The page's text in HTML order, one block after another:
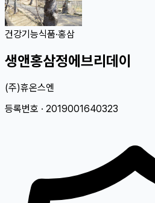
건강기능식품·홍삼
생앤홍삼정에브리데이
(주)휴온스엔
등록번호 · 2019001640323